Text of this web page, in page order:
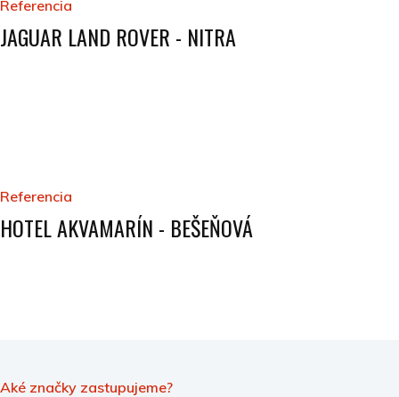
Referencia
JAGUAR LAND ROVER - NITRA
Referencia
HOTEL AKVAMARÍN - BEŠEŇOVÁ
Aké značky zastupujeme?